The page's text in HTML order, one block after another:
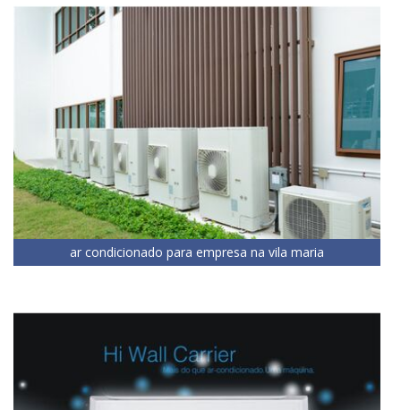
ar condicionado para empresa na vila maria